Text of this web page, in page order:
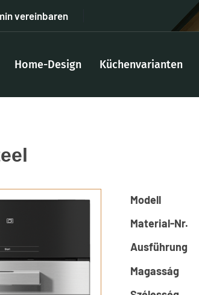
vereinbaren
Home-Design Küchenvarianten
Modell
Material-Nr.
Ausführung
Magasság